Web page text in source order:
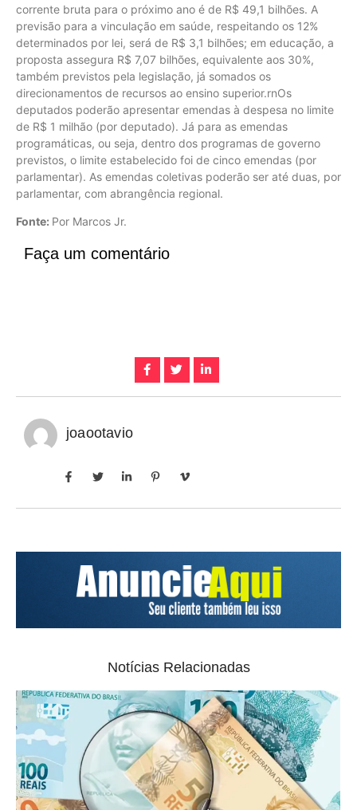
corrente bruta para o próximo ano é de R$ 49,1 bilhões. A
previsão para a vinculação em saúde, respeitando os 12%
determinados por lei, será de R$ 3,1 bilhões; em educação, a
proposta assegura R$ 7,07 bilhões, equivalente aos 30%,
também previstos pela legislação, já somados os
direcionamentos de recursos ao ensino superior.rnOs
deputados poderão apresentar emendas à despesa no limite
de R$ 1 milhão (por deputado). Já para as emendas
programáticas, ou seja, dentro dos programas de governo
previstos, o limite estabelecido foi de cinco emendas (por
parlamentar). As emendas coletivas poderão ser até duas, por
parlamentar, com abrangência regional.
Fonte: Por Marcos Jr.
Faça um comentário
joaootavio
Notícias Relacionadas